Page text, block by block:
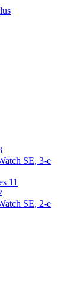
SE, 3-е
11
SE, 2-е